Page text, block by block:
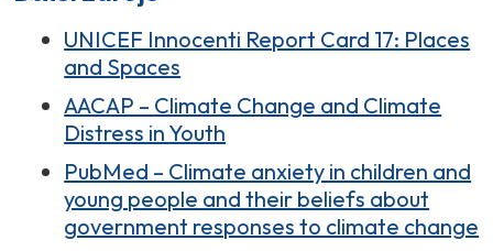
UNICEF Innocenti Report Card 17: Places
and Spaces
AACAP – Climate Change and Climate
Distress in Youth
PubMed – Climate anxiety in children and
young people and their beliefs about
government responses to climate change